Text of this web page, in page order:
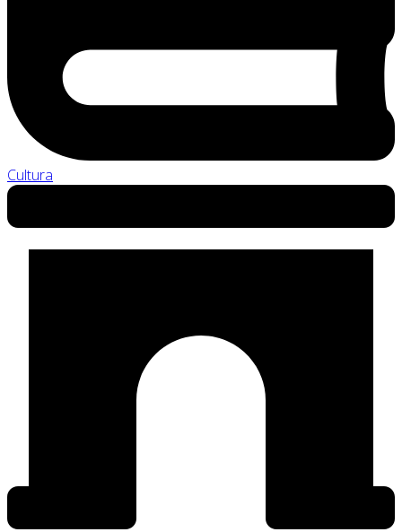
Cultura